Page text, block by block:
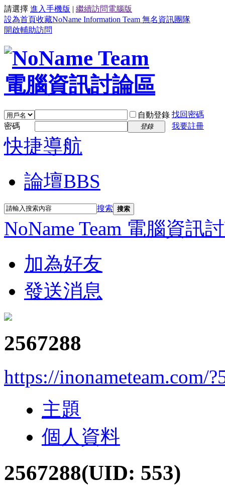
請選擇 進入手機版 | 繼續訪問電腦版
設為首頁收藏NoName Information Team 無名資訊團隊
開啟輔助訪問
自動登錄 找回密碼
密碼
登錄 我要註冊
快捷導航
論壇BBS
搜索 搜索
NoName Team 電腦資訊
加為好友
發送消息
2567288
https://inonameteam.com/
主題
個人資料
2567288(UID: 553)